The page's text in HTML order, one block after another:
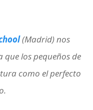
(Madrid) nos
que los pequeños de
como el perfecto